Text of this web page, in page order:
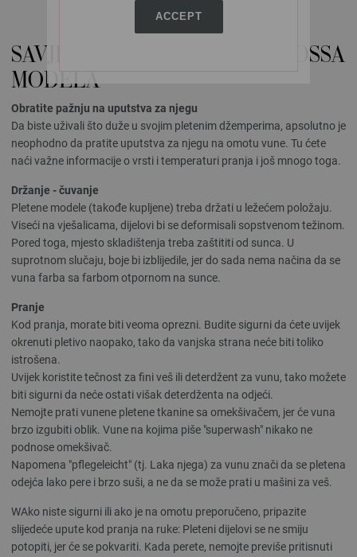
ACCEPT
SAVJETI ZA NJEGU LANA GROSSA
MODELA
Obratite pažnju na uputstva za njegu
Da biste uživali što duže u svojim pletenim džemperima, apsolutno je
neophodno da pratite uputstva za njegu na omotu vune. Tu ćete
naći važne informacije o vrsti i temperaturi pranja i još mnogo toga.
Držanje - čuvanje
Pletene modele (takođe kupljene) treba držati u ležećem položaju.
Viseći na vješalicama, dijelovi bi se deformisali sopstvenom težinom.
Pored toga, mjesto skladištenja treba zaštititi od sunca. U
suprotnom slučaju, boje bi izblijedile, jer do sada nema načina da se
vuna farba sa farbom otpornom na sunce.
Pranje
Kod pranja, morate biti veoma oprezni. Budite sigurni da ćete uvijek
okrenuti pletivo naopako, tako da vanjska strana neće biti toliko
istrošena.
Uvijek koristite tečnost za fini veš ili deterdžent za vunu, tako možete
biti sigurni da neće ostati višak deterdženta na odjeći.
Nemojte prati vunene pletene tkanine sa omekšivačem, jer će vuna
brzo izgubiti oblik. Vune na kojima piše "superwash" nikako ne
podnose omekšivač.
Napomena "pflegeleicht" (tj. Laka njega) za vunu znači da se pletena
odejća lako pere i brzo suši, a ne da se može prati u mašini za veš.
WAko niste sigurni ili ako je na omotu preporučeno, pripazite
slijedeće upute kod pranja na ruke: Pleteni dijelovi se ne smiju
potopiti, jer će se pokvariti. Kada perete, nemojte previše pritisnuti